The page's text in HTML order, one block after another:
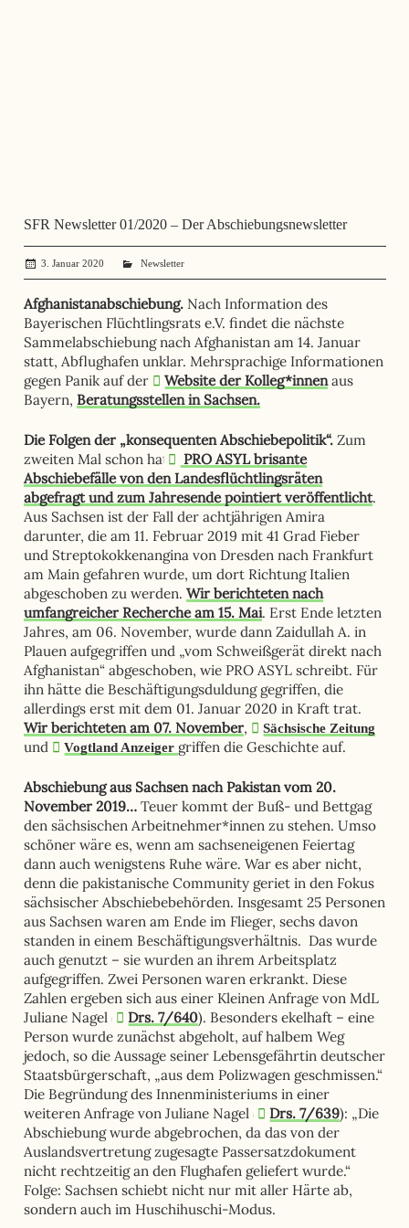
SFR Newsletter 01/2020 – Der Abschiebungsnewsletter
3. Januar 2020 administrator
Newsletter
Afghanistanabschiebung. Nach Information des
Bayerischen Flüchtlingsrats e.V. findet die nächste
Sammelabschiebung nach Afghanistan am 14. Januar
statt, Abflughafen unklar. Mehrsprachige Informationen
gegen Panik auf der
Website der Kolleg*innenaus
Bayern, Beratungsstellen in Sachsen.
Die Folgen der „konsequenten Abschiebepolitik“. Zum
zweiten Mal schon hat
PRO ASYL brisante
Abschiebefälle von den Landesflüchtlingsräten
abgefragt und zum Jahresende pointiert veröffentlicht.
Aus Sachsen ist der Fall der achtjährigen Amira
darunter, die am 11. Februar 2019 mit 41 Grad Fieber
und Streptokokkenangina von Dresden nach Frankfurt
am Main gefahren wurde, um dort Richtung Italien
abgeschoben zu werden. Wir berichteten nach
umfangreicher Recherche am 15. Mai. Erst Ende letzten
Jahres, am 06. November, wurde dann Zaidullah A. in
Plauen aufgegriffen und „vom Schweißgerät direkt nach
Afghanistan“ abgeschoben, wie PRO ASYL schreibt. Für
ihn hätte die Beschäftigungsduldung gegriffen, die
allerdings erst mit dem 01. Januar 2020 in Kraft trat.
Wir berichteten am 07. November, Sächsische Zeitung
und Vogtland Anzeiger griffen die Geschichte auf.
Abschiebung aus Sachsen nach Pakistan vom 20.
November 2019…Teuer kommt der Buß- und Bettgag
den sächsischen Arbeitnehmer*innen zu stehen. Umso
schöner wäre es, wenn am sachseneigenen Feiertag
dann auch wenigstens Ruhe wäre. War es aber nicht,
denn die pakistanische Community geriet in den Fokus
sächsischer Abschiebebehörden. Insgesamt 25 Personen
aus Sachsen waren am Ende im Flieger, sechs davon
standen in einem Beschäftigungsverhältnis. Das wurde
auch genutzt – sie wurden an ihrem Arbeitsplatz
aufgegriffen. Zwei Personen waren erkrankt. Diese
Zahlen ergeben sich aus einer Kleinen Anfrage von MdL
Juliane Nagel (
Drs. 7/640). Besonders ekelhaft – eine
Person wurde zunächst abgeholt, auf halbem Weg
jedoch, so die Aussage seiner Lebensgefährtin deutscher
Staatsbürgerschaft, „aus dem Polizwagen geschmissen.“
Die Begründung des Innenministeriums in einer
weiteren Anfrage von Juliane Nagel (
Drs. 7/639): „Die
Abschiebung wurde abgebrochen, da das von der
Auslandsvertretung zugesagte Passersatzdokument
nicht rechtzeitig an den Flughafen geliefert wurde.“
Folge: Sachsen schiebt nicht nur mit aller Härte ab,
sondern auch im Huschihuschi-Modus.